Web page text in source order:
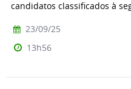
candidatos classificados à
23/09/25
13h56